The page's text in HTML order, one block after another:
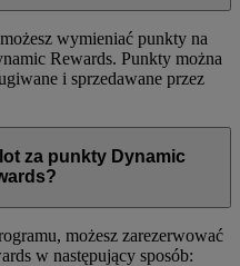
wymieniać punkty na
Rewards. Punkty można
i sprzedawane przez
za punkty Dynamic
możesz zarezerwować
w następujący sposób: